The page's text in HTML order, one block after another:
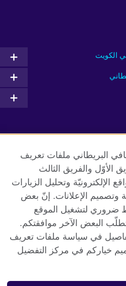
الكويت
Facebook
Twitter
العالمي
البريطاني ملفات تعريف
الأوّل والفريق الثالث
الإلكترونيّة وتحليل الزيارات
وتصميم الإعلانات. إنّ بعض
ضروري لتشغيل الموقع
البعض الآخر موافقتكم.
في سياسة ملفات تعريف
خياركم في مركز التفضيل